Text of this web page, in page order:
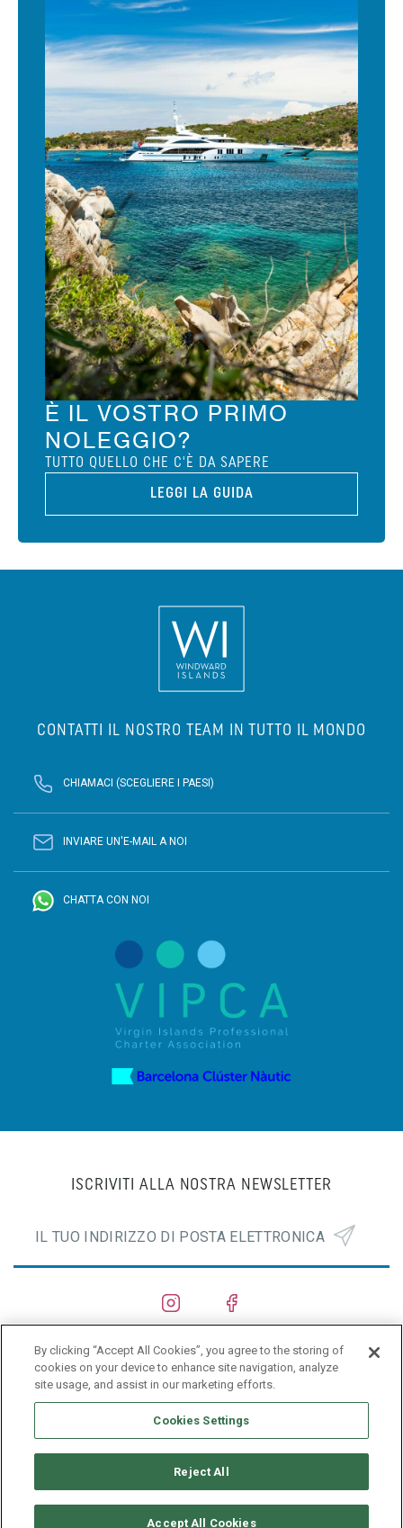
È IL VOSTRO PRIMO
NOLEGGIO?
TUTTO QUELLO CHE C'È DA SAPERE
LEGGI LA GUIDA
CONTATTI IL NOSTRO TEAM IN TUTTO IL MONDO
CHIAMACI (SCEGLIERE I PAESI)
INVIARE UN'E-MAIL A NOI
CHATTA CON NOI
CANTIERI NAVALI
PRIVACY POLICY
ISCRIVITI ALLA NOSTRA NEWSLETTER
By clicking “Accept All Cookies”, you agree to the storing of
cookies on your device to enhance site navigation, analyze
site usage, and assist in our marketing efforts.
Cookies Settings
Reject All
Accept All Cookies